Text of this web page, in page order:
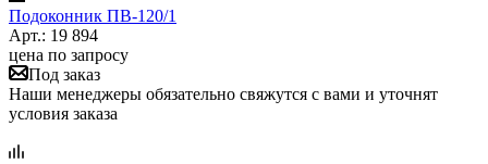
Подоконник ПB-120/1
Арт.: 19 894
цена по запросу
Под заказ
Наши менеджеры обязательно свяжутся с вами и уточнят
условия заказа